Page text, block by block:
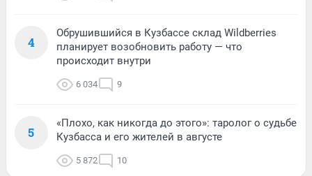
4
Обрушившийся в Кузбассе склад Wildberries
планирует возобновить работу — что
происходит внутри
6 034 9
5
«Плохо, как никогда до этого»: таролог о судьбе
Кузбасса и его жителей в августе
5 872 10